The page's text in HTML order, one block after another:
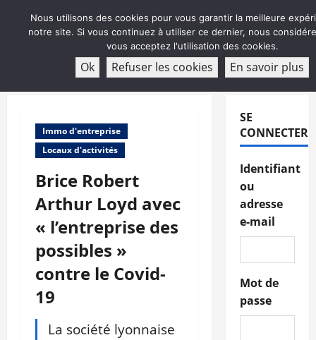
ABONNEMENT
Immo d'entreprise
Locaux d'activités
Brice Robert
Arthur Loyd avec
« l’entreprise des
possibles »
contre le Covid-
19
La société lyonnaise
SE
CONNECTER
Identifiant
ou
adresse
e-mail
Mot de
passe
Nous utilisons des cookies pour vous garantir la meilleure
notre site. Si vous continuez à utiliser ce dernier, nous
vous acceptez l'utilisation des cookies.
Ok Refuser les cookies En savoir plus